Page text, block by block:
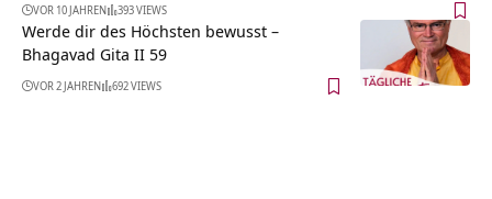
VOR 10 JAHREN 393 VIEWS
Werde dir des Höchsten bewusst –
Bhagavad Gita II 59
VOR 2 JAHREN 692 VIEWS